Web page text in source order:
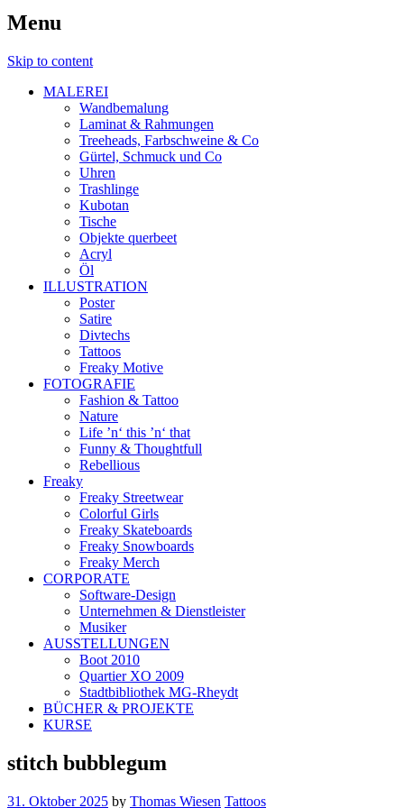
Menu
Skip to content
MALEREI
Wandbemalung
Laminat & Rahmungen
Treeheads, Farbschweine & Co
Gürtel, Schmuck und Co
Uhren
Trashlinge
Kubotan
Tische
Objekte querbeet
Acryl
Öl
ILLUSTRATION
Poster
Satire
Divtechs
Tattoos
Freaky Motive
FOTOGRAFIE
Fashion & Tattoo
Nature
Life ’n‘ this ’n‘ that
Funny & Thoughtfull
Rebellious
Freaky
Freaky Streetwear
Colorful Girls
Freaky Skateboards
Freaky Snowboards
Freaky Merch
CORPORATE
Software-Design
Unternehmen & Dienstleister
Musiker
AUSSTELLUNGEN
Boot 2010
Quartier XO 2009
Stadtbibliothek MG-Rheydt
BÜCHER & PROJEKTE
KURSE
stitch bubblegum
31. Oktober 2025 by Thomas Wiesen Tattoos